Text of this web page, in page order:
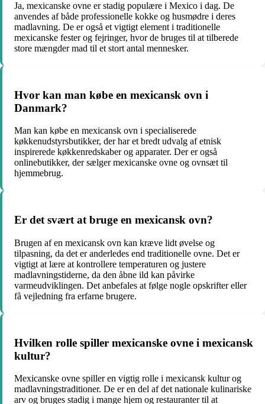
Ja, mexicanske ovne er stadig populære i Mexico i dag. De
anvendes af både professionelle kokke og husmødre i deres
madlavning. De er også et vigtigt element i traditionelle
mexicanske fester og fejringer, hvor de bruges til at tilberede
store mængder mad til et stort antal mennesker.
Hvor kan man købe en mexicansk ovn i
Danmark?
Man kan købe en mexicansk ovn i specialiserede
køkkenudstyrsbutikker, der har et bredt udvalg af etnisk
inspirerede køkkenredskaber og apparater. Der er også
onlinebutikker, der sælger mexicanske ovne og ovnsæt til
hjemmebrug.
Er det svært at bruge en mexicansk ovn?
Brugen af en mexicansk ovn kan kræve lidt øvelse og
tilpasning, da det er anderledes end traditionelle ovne. Det er
vigtigt at lære at kontrollere temperaturen og justere
madlavningstiderne, da den åbne ild kan påvirke
varmeudviklingen. Det anbefales at følge nogle opskrifter eller
få vejledning fra erfarne brugere.
Hvilken rolle spiller mexicanske ovne i mexicansk
kultur?
Mexicanske ovne spiller en vigtig rolle i mexicansk kultur og
madlavningstraditioner. De er en del af det nationale kulinariske
arv og bruges stadig i mange hjem og restauranter til at